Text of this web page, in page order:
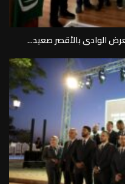
الوادى بالأقصر صعيد...